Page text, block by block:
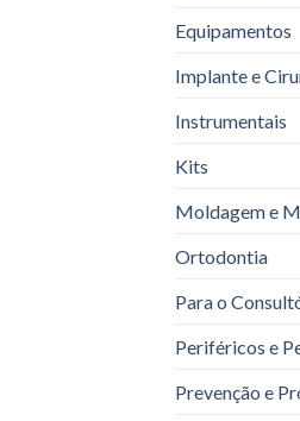
Equipamentos
Implante e
Instrumentais
Kits
Moldagem e
Ortodontia
Para o
Periféricos e
Prevenção e